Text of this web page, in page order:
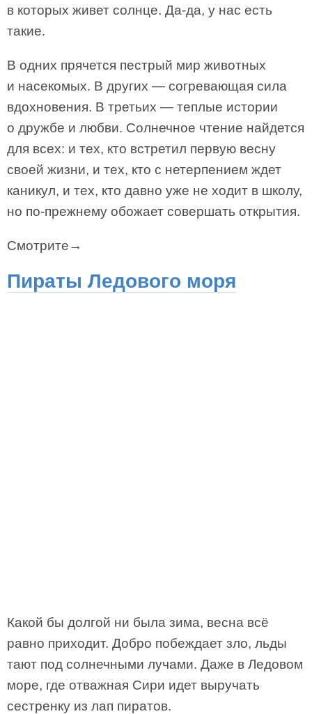
в которых живет солнце. Да-да, у нас есть
такие.
В одних прячется пестрый мир животных
и насекомых. В других — согревающая сила
вдохновения. В третьих — теплые истории
о дружбе и любви. Солнечное чтение найдется
для всех: и тех, кто встретил первую весну
своей жизни, и тех, кто с нетерпением ждет
каникул, и тех, кто давно уже не ходит в школу,
но по-прежнему обожает совершать открытия.
Смотрите→
Пираты Ледового моря
Какой бы долгой ни была зима, весна всё
равно приходит. Добро побеждает зло, льды
тают под солнечными лучами. Даже в Ледовом
море, где отважная Сири идет выручать
сестренку из лап пиратов.